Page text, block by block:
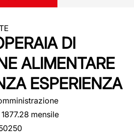
DI
ALIMENTARE
ESPERIENZA
1877.28 mensile